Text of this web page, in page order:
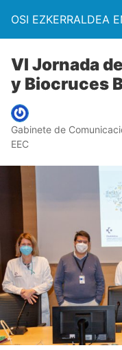
OSI EZKERRALDEA
VI Jornada
y Biocruces
Gabinete de
EEC